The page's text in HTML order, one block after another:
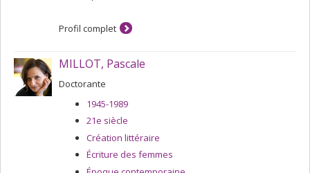
Profil complet
MILLOT, Pascale
Doctorante
1945-1989
21e siècle
Création littéraire
Écriture des femmes